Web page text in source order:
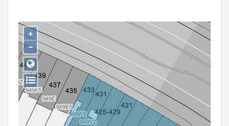
Hergebruik
Aanmelden
+
−